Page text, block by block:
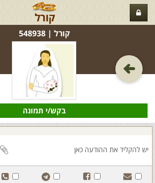
קורל
קורל‏ | 548938
בקש/י תמונה